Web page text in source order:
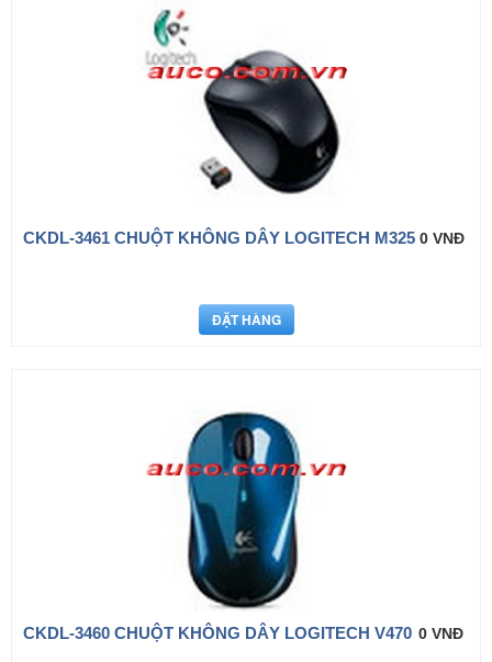
CKDL-3461 CHUỘT KHÔNG DÂY LOGITECH M325 0 VNĐ
CKDL-3460 CHUỘT KHÔNG DÂY LOGITECH V470 0 VNĐ